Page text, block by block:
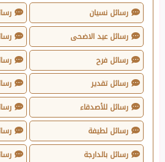
رسائل نسيان
رسائل عيد الاضحى
رسائل فرح
رسائل تقدير
رسائل للأصدقاء
رسائل لطيفة
رسائل بالدارجة